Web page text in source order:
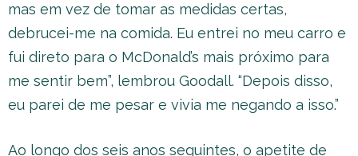
mas em vez de tomar as medidas certas,
debrucei-me na comida. Eu entrei no meu carro e
fui direto para o McDonald’s mais próximo para
me sentir bem”, lembrou Goodall. “Depois disso,
eu parei de me pesar e vivia me negando a isso.”
Ao longo dos seis anos seguintes, o apetite de